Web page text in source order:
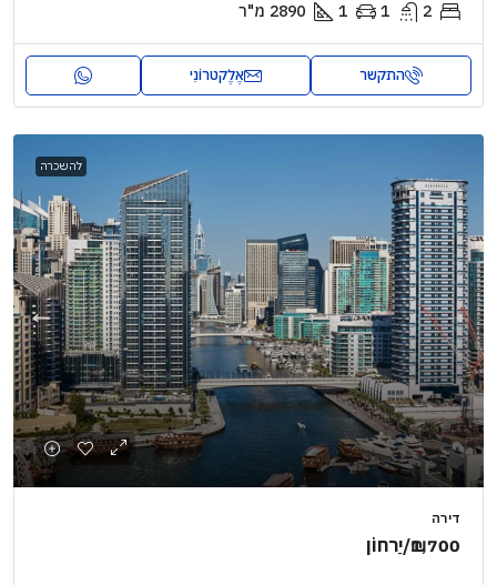
2
1
1
2890 מ"ר
התקשר אֶלֶקטרוֹנִי
להשכרה
דירה
₪1,700/יַרחוֹן